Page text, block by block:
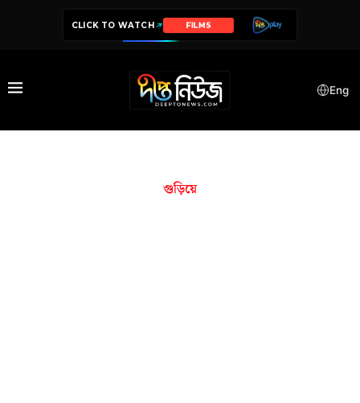
CLICK TO WATCH FILMS
Eng
গুড়িয়ে